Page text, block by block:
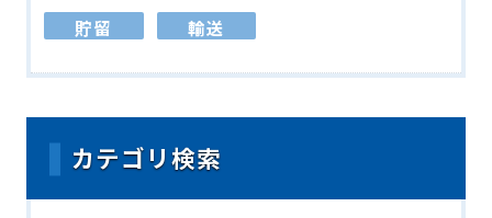
貯留
輸送
カテゴリ検索